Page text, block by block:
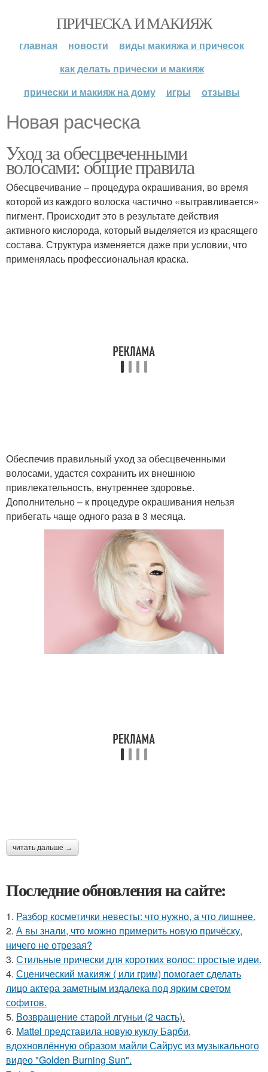
ПРИЧЕСКА И МАКИЯЖ
главная новости
виды макияжа и причесок
как делать прически и макияж
прически и макияж на дому
игры отзывы
Новая расческа
Уход за обесцвеченными
волосами: общие правила
Обесцвечивание – процедура окрашивания, во время
которой из каждого волоска частично «вытравливается»
пигмент. Происходит это в результате действия
активного кислорода, который выделяется из красящего
состава. Структура изменяется даже при условии, что
применялась профессиональная краска.
Обеспечив правильный уход за обесцвеченными
волосами, удастся сохранить их внешнюю
привлекательность, внутреннее здоровье.
Дополнительно – к процедуре окрашивания нельзя
прибегать чаще одного раза в 3 месяца.
читать дальше →
Последние обновления на сайте:
1. Разбор косметички невесты: что нужно, а что лишнее.
2. А вы знали, что можно примерить новую причёску,
ничего не отрезая?
3. Стильные прически для коротких волос: простые идеи.
4. Сценический макияж ( или грим) помогает сделать
лицо актера заметным издалека под ярким светом
софитов.
5. Возвращение старой лгуньи (2 часть).
6. Mattel представила новую куклу Барби,
вдохновлённую образом майли Сайрус из музыкального
видео "Golden Burning Sun".